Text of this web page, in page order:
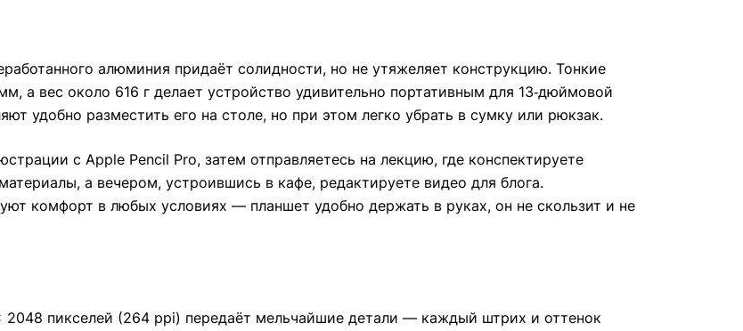
алюминия придаёт солидности, но не утяжеляет конструкцию. Тонкие
а вес около 616 г делает устройство удивительно портативным для 13‑дюймовой
удобно разместить его на столе, но при этом легко убрать в сумку или рюкзак.
с Apple Pencil Pro, затем отправляетесь на лекцию, где конспектируете
а вечером, устроившись в кафе, редактируете видео для блога.
комфорт в любых условиях — планшет удобно держать в руках, он не скользит и не
2048 пикселей (264 ppi) передаёт мельчайшие детали — каждый штрих и оттенок